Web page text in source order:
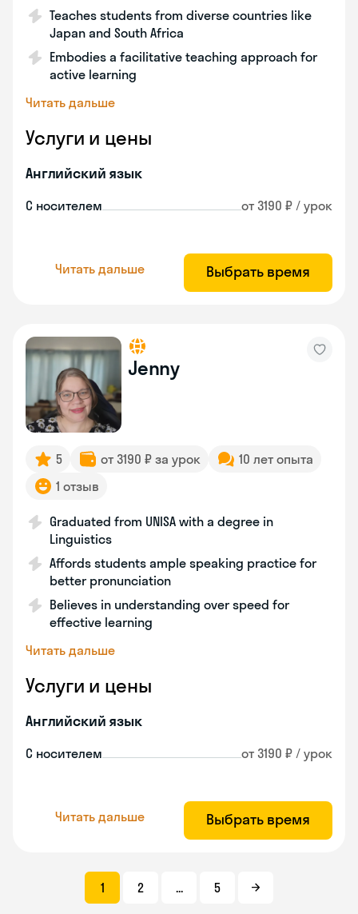
Teaches students from diverse countries like
Japan and South Africa
Embodies a facilitative teaching approach for
active learning
Читать дальше
Услуги и цены
Английский язык
С носителем от 3190 ₽ / урок
Читать дальше Выбрать время
Jenny
5 от 3190 ₽ за урок
10 лет опыта
1 отзыв
Graduated from UNISA with a degree in
Linguistics
Affords students ample speaking practice for
better pronunciation
Believes in understanding over speed for
effective learning
Читать дальше
Услуги и цены
Английский язык
С носителем от 3190 ₽ / урок
Читать дальше Выбрать время
1 2 ... 5